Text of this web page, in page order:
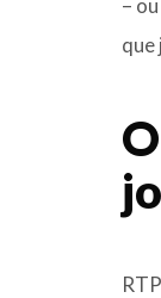
–
que